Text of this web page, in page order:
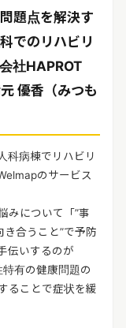
題点を解決す
でのリハビリ
社HAPROT
優香（みつも
科病棟でリハビリ
のサービス
みについて「”事
き合うこと”で予防
伝いするのが
有の健康問題の
ることで症状を緩